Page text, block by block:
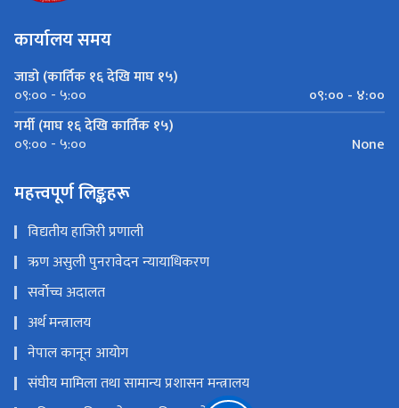
कार्यालय समय
जाडो (कार्तिक १६ देखि माघ १५)
०९:०० - ५:००
०९:०० - ४:००
गर्मी (माघ १६ देखि कार्तिक १५)
०९:०० - ५:०० None
महत्त्वपूर्ण लिङ्कहरू
विद्यतीय हाजिरी प्रणाली
ऋण असुली पुनरावेदन न्यायाधिकरण
सर्वोच्च अदालत
अर्थ मन्त्रालय
नेपाल कानून आयोग
संघीय मामिला तथा सामान्य प्रशासन मन्त्रालय